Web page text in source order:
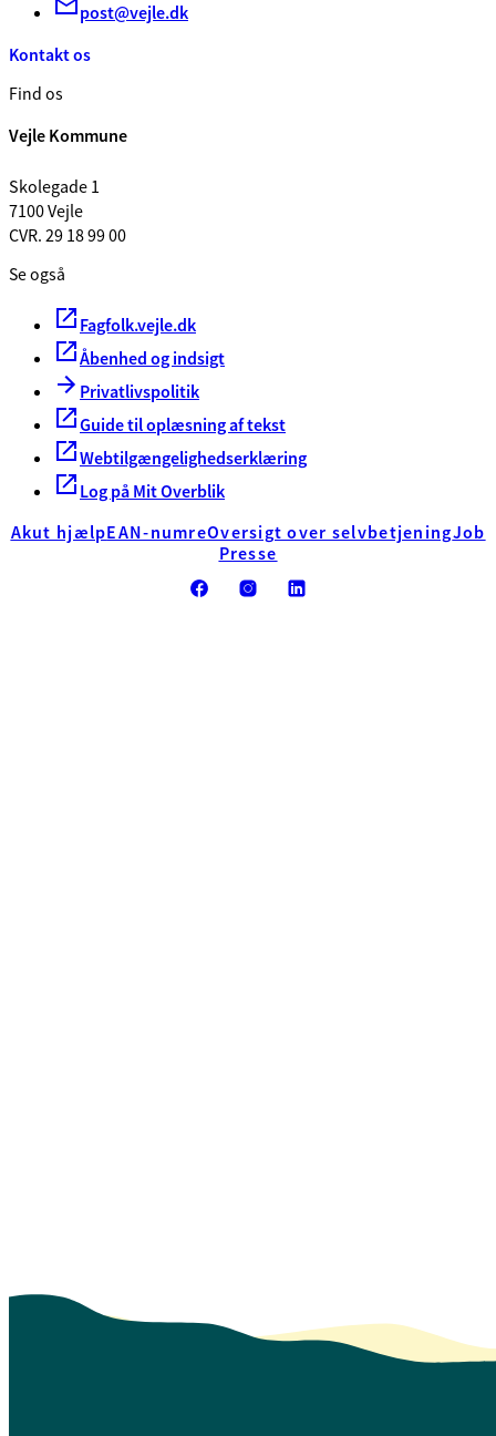
post@vejle.dk
Kontakt os
Find os
Vejle Kommune
Skolegade 1
7100 Vejle
CVR. 29 18 99 00
Se også
Fagfolk.vejle.dk
Åbenhed og indsigt
Privatlivspolitik
Guide til oplæsning af tekst
Webtilgængelighedserklæring
Log på Mit Overblik
Akut hjælpEAN-numreOversigt over selvbetjeningJob
Presse